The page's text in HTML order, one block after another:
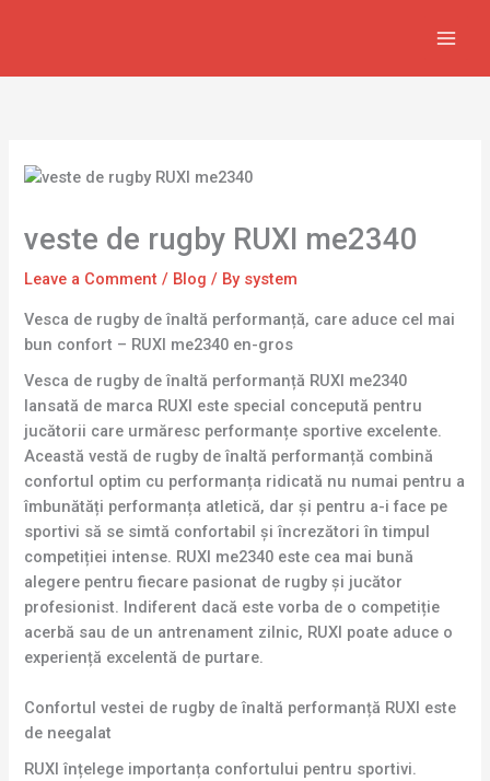
veste de rugby RUXI me2340
Leave a Comment / Blog / By system
Vesca de rugby de înaltă performanță, care aduce cel mai
bun confort – RUXI me2340 en-gros
Vesca de rugby de înaltă performanță RUXI me2340
lansată de marca RUXI este special concepută pentru
jucătorii care urmăresc performanțe sportive excelente.
Această vestă de rugby de înaltă performanță combină
confortul optim cu performanța ridicată nu numai pentru a
îmbunătăți performanța atletică, dar și pentru a-i face pe
sportivi să se simtă confortabil și încrezători în timpul
competiției intense. RUXI me2340 este cea mai bună
alegere pentru fiecare pasionat de rugby și jucător
profesionist. Indiferent dacă este vorba de o competiție
acerbă sau de un antrenament zilnic, RUXI poate aduce o
experiență excelentă de purtare.
Confortul vestei de rugby de înaltă performanță RUXI este
de neegalat
RUXI înțelege importanța confortului pentru sportivi.